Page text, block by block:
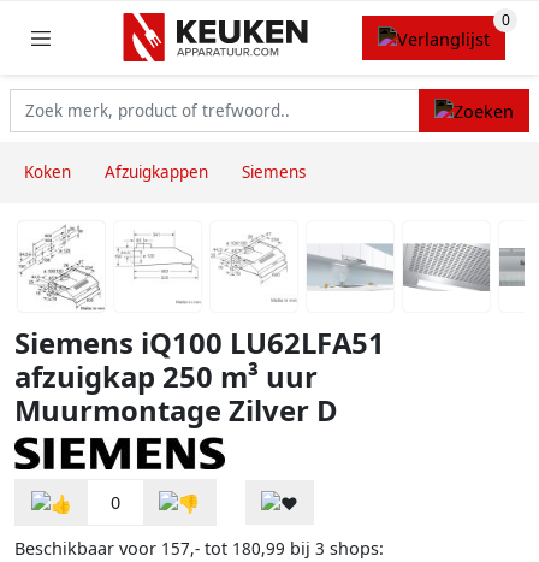
Koken Afzuigkappen Siemens
Siemens iQ100 LU62LFA51
afzuigkap 250 m³ uur
Muurmontage Zilver D
0
Beschikbaar voor 157,- tot 180,99 bij 3 shops: